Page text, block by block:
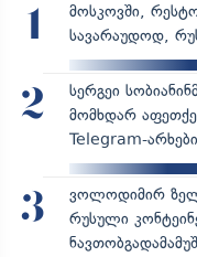
1
მოსკოვში,
სავარაუდოდ,
2
სერგეი
მომხდარ
Telegram-
3
ვოლოდიმირ
რუსული